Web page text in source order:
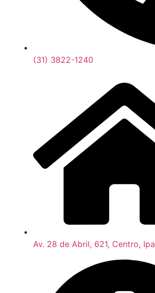
(31) 3822-1240
Av. 28 de Abril, 621, Centro,